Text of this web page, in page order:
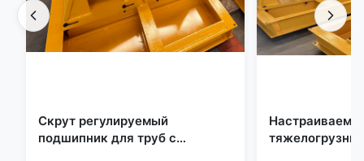
Скрут регулируемый
подшипник для труб с